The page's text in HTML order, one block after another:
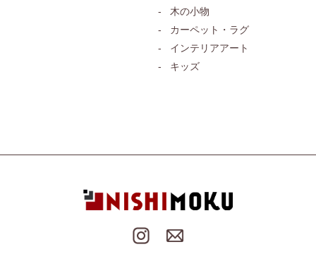
木の小物
カーペット・ラグ
インテリアアート
キッズ